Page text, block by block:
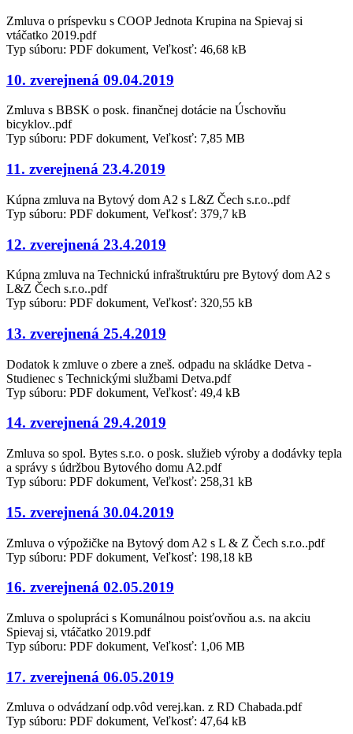
Zmluva o príspevku s COOP Jednota Krupina na Spievaj si
vtáčatko 2019.pdf
Typ súboru: PDF dokument, Veľkosť: 46,68 kB
10. zverejnená 09.04.2019
Zmluva s BBSK o posk. finančnej dotácie na Úschovňu
bicyklov..pdf
Typ súboru: PDF dokument, Veľkosť: 7,85 MB
11. zverejnená 23.4.2019
Kúpna zmluva na Bytový dom A2 s L&Z Čech s.r.o..pdf
Typ súboru: PDF dokument, Veľkosť: 379,7 kB
12. zverejnená 23.4.2019
Kúpna zmluva na Technickú infraštruktúru pre Bytový dom A2 s
L&Z Čech s.r.o..pdf
Typ súboru: PDF dokument, Veľkosť: 320,55 kB
13. zverejnená 25.4.2019
Dodatok k zmluve o zbere a zneš. odpadu na skládke Detva -
Studienec s Technickými službami Detva.pdf
Typ súboru: PDF dokument, Veľkosť: 49,4 kB
14. zverejnená 29.4.2019
Zmluva so spol. Bytes s.r.o. o posk. služieb výroby a dodávky tepla
a správy s údržbou Bytového domu A2.pdf
Typ súboru: PDF dokument, Veľkosť: 258,31 kB
15. zverejnená 30.04.2019
Zmluva o výpožičke na Bytový dom A2 s L & Z Čech s.r.o..pdf
Typ súboru: PDF dokument, Veľkosť: 198,18 kB
16. zverejnená 02.05.2019
Zmluva o spolupráci s Komunálnou poisťovňou a.s. na akciu
Spievaj si, vtáčatko 2019.pdf
Typ súboru: PDF dokument, Veľkosť: 1,06 MB
17. zverejnená 06.05.2019
Zmluva o odvádzaní odp.vôd verej.kan. z RD Chabada.pdf
Typ súboru: PDF dokument, Veľkosť: 47,64 kB